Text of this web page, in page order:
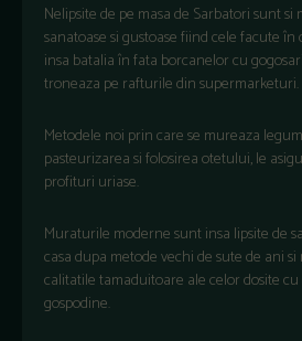
Nelipsite de pe masa de Sarbatori sunt
sanatoase si gustoase fiind cele facute
insa batalia în fata borcanelor cu
troneaza pe rafturile din supermarketuri.
Metodele noi prin care se mureaza
pasteurizarea si folosirea otetului, le
profituri uriase.
Muraturile moderne sunt insa lipsite de
casa dupa metode vechi de sute de ani
calitatile tamaduitoare ale celor dosite
gospodine.